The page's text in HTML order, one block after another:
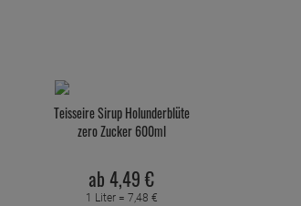
Teisseire Sirup Holunderblüte
zero Zucker 600ml
ab 4,49 €
1 Liter = 7,48 €